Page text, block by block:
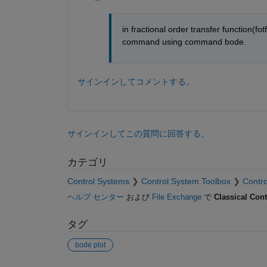
in fractional order transfer
command using command bode.
サインインしてコメントする。
サインインしてこの質問に回答する。
カテゴリ
Control Systems Control System Toolbox
ヘルプ センター および File Exchangeで Classical
タグ
bode plot